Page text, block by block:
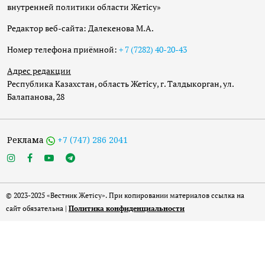
внутренней политики области Жетісу»
Редактор веб-сайта: Далекенова М.А.
Номер телефона приёмной: + 7 (7282) 40-20-43
Адрес редакции
Республика Казахстан, область Жетісу, г. Талдыкорган, ул.
Балапанова, 28
Реклама +7 (747) 286 2041
© 2023-2025 «Вестник Жетісу». При копировании материалов ссылка на
сайт обязательна | Политика конфиденциальности